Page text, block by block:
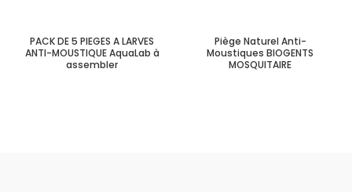
PACK DE 5 PIEGES A LARVES
ANTI-MOUSTIQUE AquaLab à
assembler
Piège Naturel Anti-
Moustiques BIOGENTS
MOSQUITAIRE